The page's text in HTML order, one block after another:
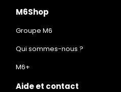
M6Shop
Groupe M6
Qui sommes-nous ?
M6+
Aide et contact